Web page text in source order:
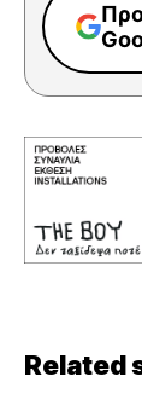
Related